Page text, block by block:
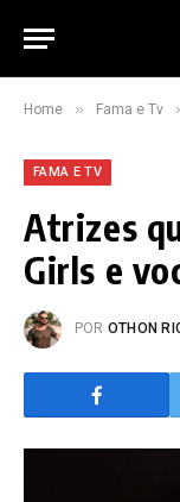
Home » Fama e Tv
FAMA E TV
Atrizes
Girls e
POR OTHON